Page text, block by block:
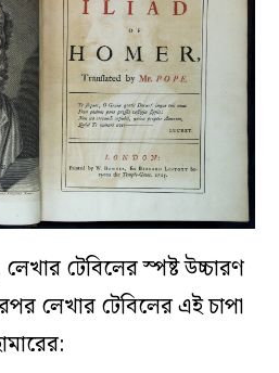
টেবিলের স্পষ্ট উচ্চারণ
লেখার টেবিলের এই চাপা